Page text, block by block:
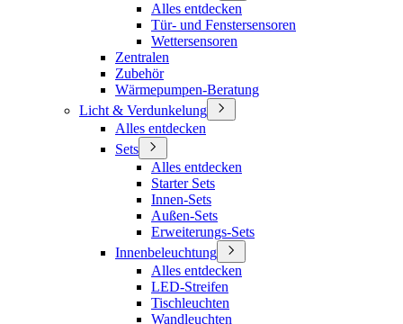
Alles entdecken
Tür- und Fenstersensoren
Wettersensoren
Zentralen
Zubehör
Wärmepumpen-Beratung
Licht & Verdunkelung
Alles entdecken
Sets
Alles entdecken
Starter Sets
Innen-Sets
Außen-Sets
Erweiterungs-Sets
Innenbeleuchtung
Alles entdecken
LED-Streifen
Tischleuchten
Wandleuchten